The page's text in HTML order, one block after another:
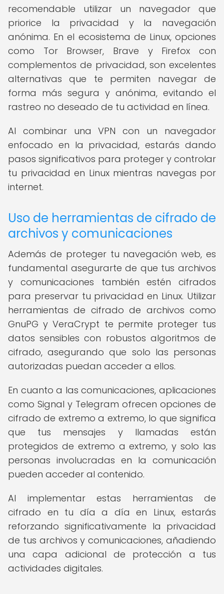
recomendable utilizar un navegador que
priorice la privacidad y la navegación
anónima. En el ecosistema de Linux, opciones
como Tor Browser, Brave y Firefox con
complementos de privacidad, son excelentes
alternativas que te permiten navegar de
forma más segura y anónima, evitando el
rastreo no deseado de tu actividad en línea.
Al combinar una VPN con un navegador
enfocado en la privacidad, estarás dando
pasos significativos para proteger y controlar
tu privacidad en Linux mientras navegas por
internet.
Uso de herramientas de cifrado de
archivos y comunicaciones
Además de proteger tu navegación web, es
fundamental asegurarte de que tus archivos
y comunicaciones también estén cifrados
para preservar tu privacidad en Linux. Utilizar
herramientas de cifrado de archivos como
GnuPG y VeraCrypt te permite proteger tus
datos sensibles con robustos algoritmos de
cifrado, asegurando que solo las personas
autorizadas puedan acceder a ellos.
En cuanto a las comunicaciones, aplicaciones
como Signal y Telegram ofrecen opciones de
cifrado de extremo a extremo, lo que significa
que tus mensajes y llamadas están
protegidos de extremo a extremo, y solo las
personas involucradas en la comunicación
pueden acceder al contenido.
Al implementar estas herramientas de
cifrado en tu día a día en Linux, estarás
reforzando significativamente la privacidad
de tus archivos y comunicaciones, añadiendo
una capa adicional de protección a tus
actividades digitales.